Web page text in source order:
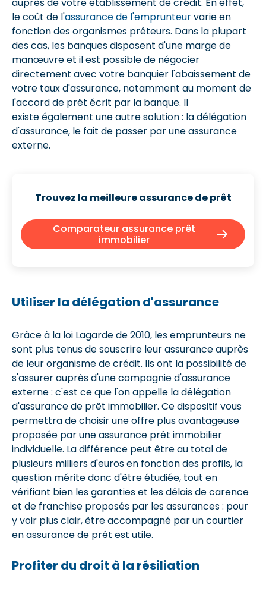
le coût de l'assurance de l'emprunteurvarie en
fonction des organismes prêteurs. Dans la plupart
des cas, les banques disposent d'une marge de
manœuvre et il est possible de négocier
directement avec votre banquier l'abaissement de
votre taux d'assurance, notamment au moment de
l'accord de prêt écrit par la banque. Il
existe également une autre solution : la délégation
d'assurance, le fait de passer par une assurance
externe.
Trouvez la meilleure assurance de prêt
Comparateur assurance prêt
immobilier
Utiliser la délégation d'assurance
Grâce à la loi Lagarde de 2010, les emprunteurs ne
sont plus tenus de souscrire leur assurance auprès
de leur organisme de crédit. Ils ont la possibilité de
s'assurer auprès d'une compagnie d'assurance
externe : c'est ce que l'on appelle la délégation
d'assurance de prêt immobilier. Ce dispositif vous
permettra de choisir une offre plus avantageuse
proposée par une assurance prêt immobilier
individuelle. La différence peut être au total de
plusieurs milliers d'euros en fonction des profils, la
question mérite donc d'être étudiée, tout en
vérifiant bien les garanties et les délais de carence
et de franchise proposés par les assurances : pour
y voir plus clair, être accompagné par un courtier
en assurance de prêt est utile.
Profiter du droit à la résiliation